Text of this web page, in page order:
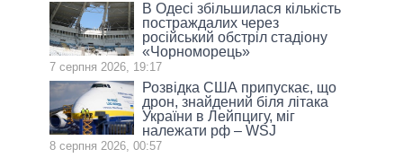
В Одесі збільшилася кількість
постраждалих через
російський обстріл стадіону
«Чорноморець»
7 серпня 2026, 19:17
Розвідка США припускає, що
дрон, знайдений біля літака
України в Лейпцигу, міг
належати рф – WSJ
8 серпня 2026, 00:57